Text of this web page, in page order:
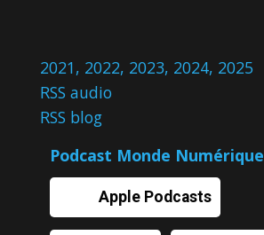
2021, 2022, 2023, 2024, 2025
RSS audio
RSS blog
Podcast Monde Numérique
Apple Podcasts